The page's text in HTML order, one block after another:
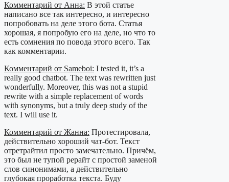
Комментарий от Анна: В этой статье
написано все так интересно, и интересно
попробовать на деле этого бота. Статья
хорошая, я попробую его на деле, но что то
есть сомнения по повода этого всего. Так
как комментарии.
Комментарий от Sameboi: I tested it, it’s a
really good chatbot. The text was rewritten just
wonderfully. Moreover, this was not a stupid
rewrite with a simple replacement of words
with synonyms, but a truly deep study of the
text. I will use it.
Комментарий от Жанна: Протестировала,
действительно хороший чат-бот. Текст
отретрайтил просто замечательно. Причём,
это был не тупой рерайт с простой заменой
слов синонимами, а действительно
глубокая проработка текста. Буду